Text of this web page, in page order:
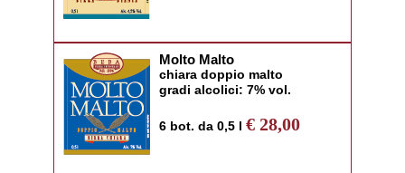
Molto Malto
chiara doppio malto
gradi alcolici: 7% vol.
6 bot. da 0,5 l € 28,00